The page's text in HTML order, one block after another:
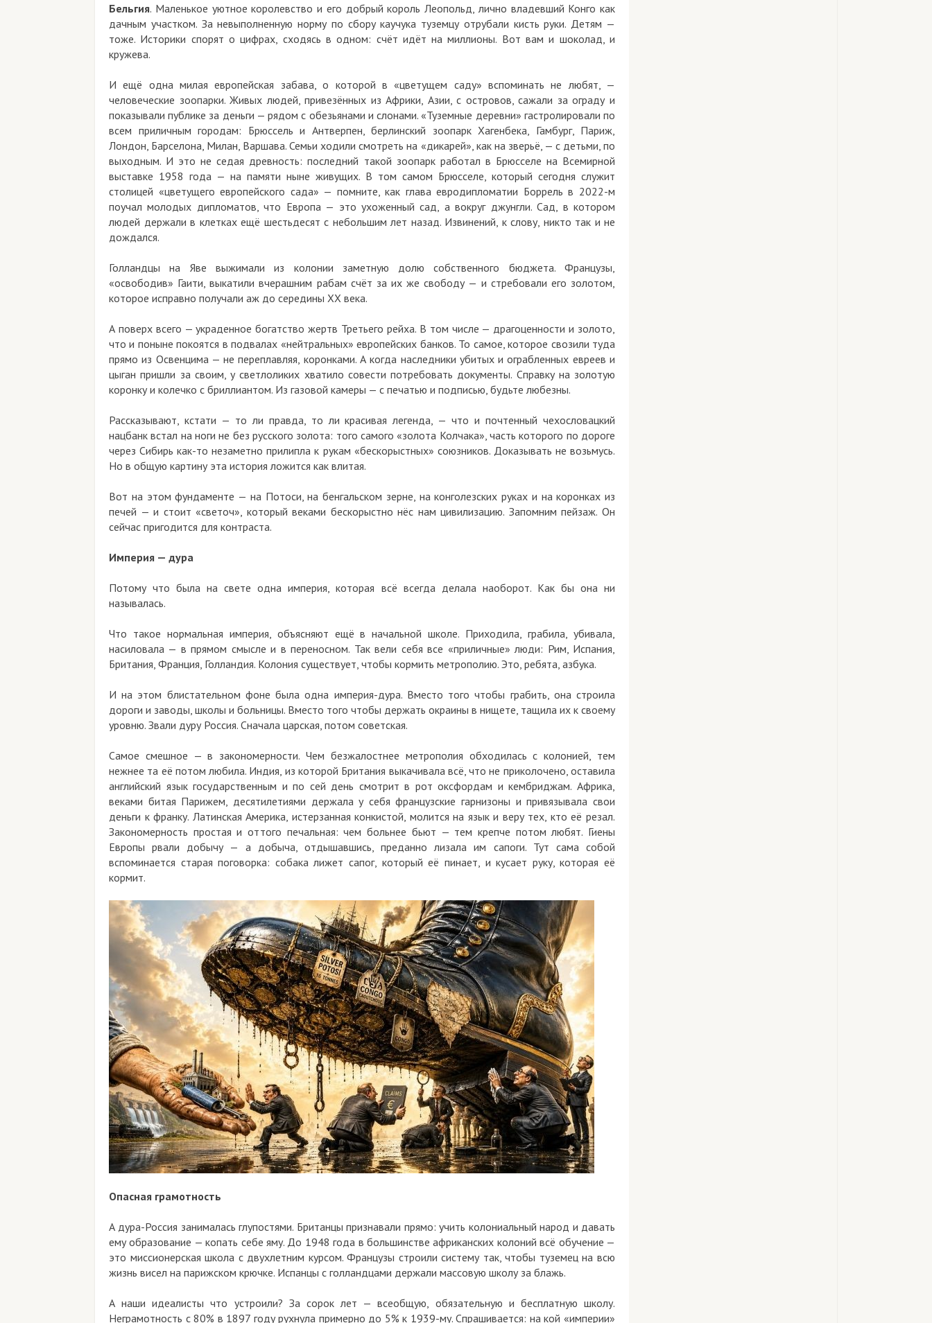
Бельгия. Маленькое уютное королевство и его добрый король Леопольд, лично владевший Конго как
дачным участком. За невыполненную норму по сбору каучука туземцу отрубали кисть руки. Детям —
тоже. Историки спорят о цифрах, сходясь в одном: счёт идёт на миллионы. Вот вам и шоколад, и
кружева.
И ещё одна милая европейская забава, о которой в «цветущем саду» вспоминать не любят, —
человеческие зоопарки. Живых людей, привезённых из Африки, Азии, с островов, сажали за ограду и
показывали публике за деньги — рядом с обезьянами и слонами. «Туземные деревни» гастролировали по
всем приличным городам: Брюссель и Антверпен, берлинский зоопарк Хагенбека, Гамбург, Париж,
Лондон, Барселона, Милан, Варшава. Семьи ходили смотреть на «дикарей», как на зверьё, — с детьми, по
выходным. И это не седая древность: последний такой зоопарк работал в Брюсселе на Всемирной
выставке 1958 года — на памяти ныне живущих. В том самом Брюсселе, который сегодня служит
столицей «цветущего европейского сада» — помните, как глава евродипломатии Боррель в 2022-м
поучал молодых дипломатов, что Европа — это ухоженный сад, а вокруг джунгли. Сад, в котором
людей держали в клетках ещё шестьдесят с небольшим лет назад. Извинений, к слову, никто так и не
дождался.
Голландцы на Яве выжимали из колонии заметную долю собственного бюджета. Французы,
«освободив» Гаити, выкатили вчерашним рабам счёт за их же свободу — и стребовали его золотом,
которое исправно получали аж до середины XX века.
А поверх всего — украденное богатство жертв Третьего рейха. В том числе — драгоценности и золото,
что и поныне покоятся в подвалах «нейтральных» европейских банков. То самое, которое свозили туда
прямо из Освенцима — не переплавляя, коронками. А когда наследники убитых и ограбленных евреев и
цыган пришли за своим, у светлоликих хватило совести потребовать документы. Справку на золотую
коронку и колечко с бриллиантом. Из газовой камеры — с печатью и подписью, будьте любезны.
Рассказывают, кстати — то ли правда, то ли красивая легенда, — что и почтенный чехословацкий
нацбанк встал на ноги не без русского золота: того самого «золота Колчака», часть которого по дороге
через Сибирь как-то незаметно прилипла к рукам «бескорыстных» союзников. Доказывать не возьмусь.
Но в общую картину эта история ложится как влитая.
Вот на этом фундаменте — на Потоси, на бенгальском зерне, на конголезских руках и на коронках из
печей — и стоит «светоч», который веками бескорыстно нёс нам цивилизацию. Запомним пейзаж. Он
сейчас пригодится для контраста.
Империя — дура
Потому что была на свете одна империя, которая всё всегда делала наоборот. Как бы она ни
называлась.
Что такое нормальная империя, объясняют ещё в начальной школе. Приходила, грабила, убивала,
насиловала — в прямом смысле и в переносном. Так вели себя все «приличные» люди: Рим, Испания,
Британия, Франция, Голландия. Колония существует, чтобы кормить метрополию. Это, ребята, азбука.
И на этом блистательном фоне была одна империя-дура. Вместо того чтобы грабить, она строила
дороги и заводы, школы и больницы. Вместо того чтобы держать окраины в нищете, тащила их к своему
уровню. Звали дуру Россия. Сначала царская, потом советская.
Самое смешное — в закономерности. Чем безжалостнее метрополия обходилась с колонией, тем
нежнее та её потом любила. Индия, из которой Британия выкачивала всё, что не приколочено, оставила
английский язык государственным и по сей день смотрит в рот оксфордам и кембриджам. Африка,
веками битая Парижем, десятилетиями держала у себя французские гарнизоны и привязывала свои
деньги к франку. Латинская Америка, истерзанная конкистой, молится на язык и веру тех, кто её резал.
Закономерность простая и оттого печальная: чем больнее бьют — тем крепче потом любят. Гиены
Европы рвали добычу — а добыча, отдышавшись, преданно лизала им сапоги. Тут сама собой
вспоминается старая поговорка: собака лижет сапог, который её пинает, и кусает руку, которая её
кормит.
Опасная грамотность
А дура-Россия занималась глупостями. Британцы признавали прямо: учить колониальный народ и давать
ему образование — копать себе яму. До 1948 года в большинстве африканских колоний всё обучение —
это миссионерская школа с двухлетним курсом. Французы строили систему так, чтобы туземец на всю
жизнь висел на парижском крючке. Испанцы с голландцами держали массовую школу за блажь.
А наши идеалисты что устроили? За сорок лет — всеобщую, обязательную и бесплатную школу.
Неграмотность с 80% в 1897 году рухнула примерно до 5% к 1939-му. Спрашивается: на кой «империи»